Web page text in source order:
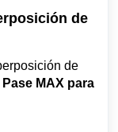
de
de
Pase MAX para